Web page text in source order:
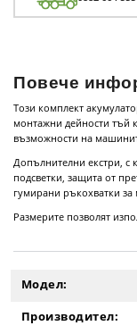
Повече
Този комплект
монтажни дейности тъй
възможности на
Допълнителни екстри, с
подсветки, защита от
гумирани ръкохватки за
Размерите позволят
Модел:
Производител: